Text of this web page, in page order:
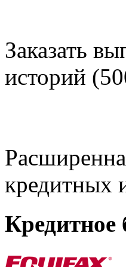
Заказать
историй
кредитных